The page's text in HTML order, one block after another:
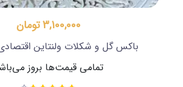
3,100,000 تومان
باکس گل و شکلات ولنتاین
تمامی قیمت‌ها بروز